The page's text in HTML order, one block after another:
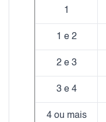
1
1 e 2
2 e 3
3 e 4
4 ou mais